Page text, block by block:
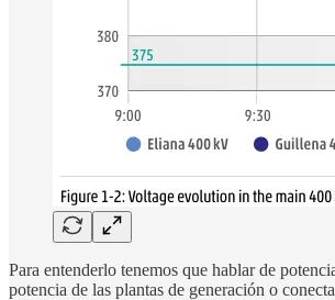
Para entenderlo tenemos que hablar de
potencia de las plantas de generación o